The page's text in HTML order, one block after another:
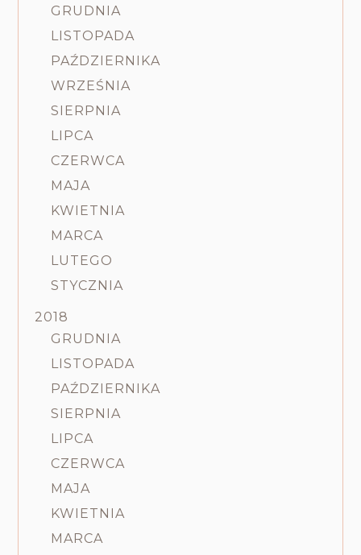
GRUDNIA
LISTOPADA
PAŹDZIERNIKA
WRZEŚNIA
SIERPNIA
LIPCA
CZERWCA
MAJA
KWIETNIA
MARCA
LUTEGO
STYCZNIA
2018
GRUDNIA
LISTOPADA
PAŹDZIERNIKA
SIERPNIA
LIPCA
CZERWCA
MAJA
KWIETNIA
MARCA